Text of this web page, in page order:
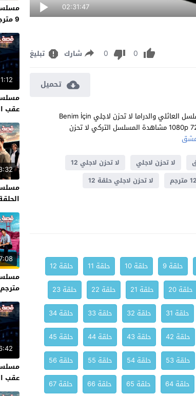
02:31:47
0
0 شارك تبليغ
تحميل
مشاهدة مسلسل لا تحزن لاجلي الحلقة 12 مترجم للعربية اون لاين جودة عالية FULL HD مسلسل العائلي والدراما لا تحزن لاجلي Benim İçin
Üzülme الحلقة 12 الثانية عشر كاملة تحميل مباشر سيرفرات متعددة بجودات عالية 1080p 720p 480p مشاهدة المسلسل التركي لا تحزن
لا تحزن لاجلي
لا تحزن لاجلي 12
لا تحزن لاجلي حلقة 12
حلقة 9 حلقة 10 حلقة 11
حلقة 12
حلقة 20 حلقة 21 حلقة 22
حلقة 23
حلقة 31 حلقة 32 حلقة 33
حلقة 34
حلقة 42 حلقة 43 حلقة 44
حلقة 45
حلقة 53 حلقة 54 حلقة 55
حلقة 56
حلقة 64 حلقة 65 حلقة 66
حلقة 67
9 مترجم
عقب
الحلقة 10
مترجم
عقب